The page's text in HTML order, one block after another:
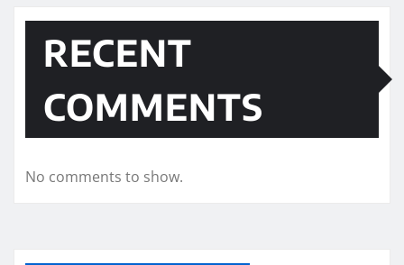
RECENT
COMMENTS
No comments to show.